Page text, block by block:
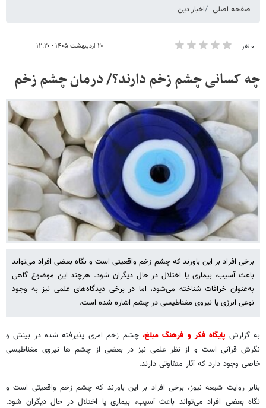
صفحه اصلی اخبار دین
۰ نفر ۲۰ اردیبهشت ۱۴۰۵ - ۱۲:۲۰
چه کسانی چشم زخم دارند؟/ درمان چشم زخم
برخی افراد بر این باورند که چشم زخم واقعیتی است و نگاه بعضی افراد می‌تواند
باعث آسیب، بیماری یا اختلال در حال دیگران شود. هرچند این موضوع گاهی
به‌عنوان خرافات شناخته می‌شود، اما در برخی دیدگاه‌های علمی نیز به وجود
نوعی انرژی یا نیروی مغناطیسی در چشم اشاره شده است.
به گزارش پایگاه فکر و فرهنگ مبلغ، چشم زخم امری پذیرفته شده در بینش و
نگرش قرآنی است و از نظر علمی نیز در بعضی از چشم ها نیروی مغناطیسی
خاصی وجود دارد که آثار متفاوتی دارند.
بنابر روایت شیعه نیوز، برخی افراد بر این باورند که چشم زخم واقعیتی است و
نگاه بعضی افراد می‌تواند باعث آسیب، بیماری یا اختلال در حال دیگران شود.